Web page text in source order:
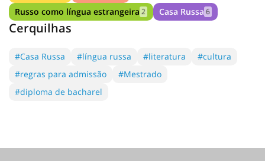
Russo como língua estrangeira 2 Casa Russa 6
Cerquilhas
#Casa Russa #língua russa #literatura
#cultura
#regras para admissão
#Mestrado
#diploma de bacharel